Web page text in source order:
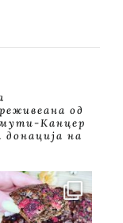
од
Канцер
донација на